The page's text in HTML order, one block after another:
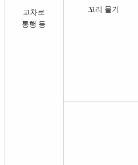
교차로
통행 등
꼬리 물기